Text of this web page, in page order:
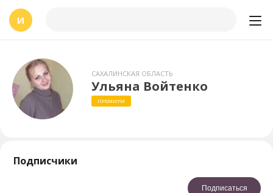
И
САХАЛИНСКАЯ ОБЛАСТЬ
Ульяна Войтенко
ПРЕМИУМ
Подписчики
Подписаться